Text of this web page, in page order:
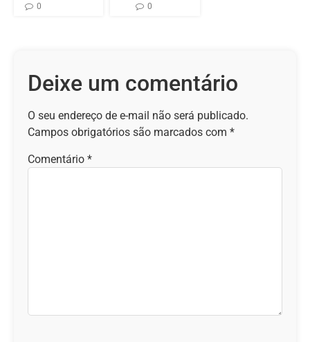
0
0
Deixe um comentário
O seu endereço de e-mail não será publicado.
Campos obrigatórios são marcados com *
Comentário *